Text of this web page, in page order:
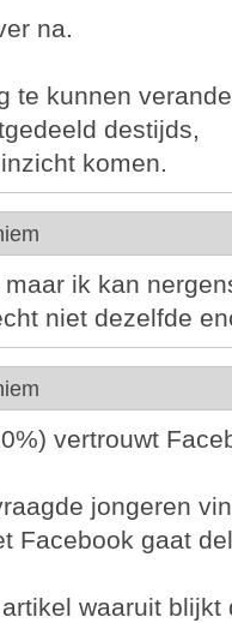
na.
te kunnen
destijds,
komen.
ik kan
niet dezelfde
vertrouwt
jongeren
Facebook gaat
waaruit